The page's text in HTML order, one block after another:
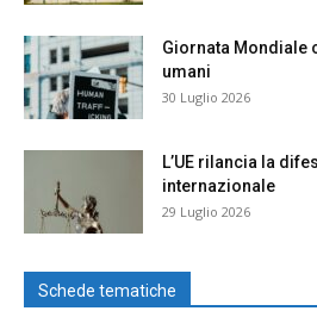
Giornata Mondiale
umani
30 Luglio 2026
L’UE rilancia la
internazionale
29 Luglio 2026
Schede tematiche